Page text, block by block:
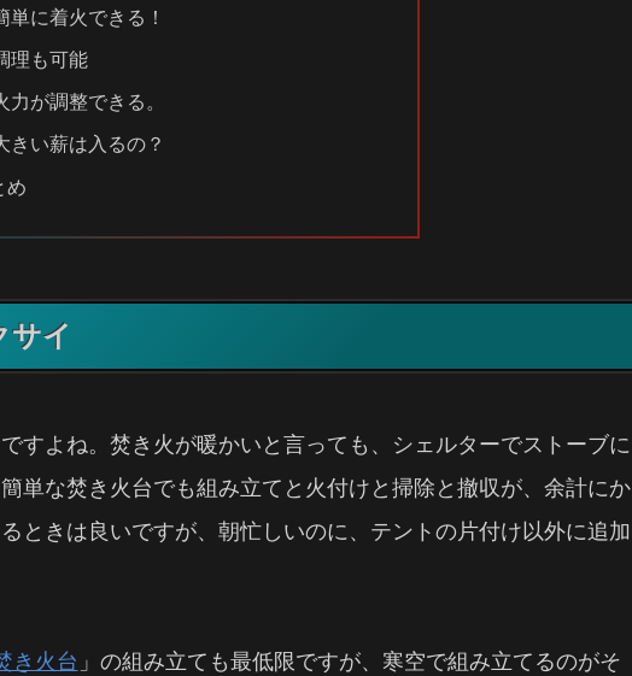
単に着火できる！
理も可能
力が調整できる。
きい薪は入るの？
め
サイ
すよね。焚き火が暖かいと言っても、シェルターでストーブに
単な焚き火台でも組み立てと火付けと掃除と撤収が、余計にか
ときは良いですが、朝忙しいのに、テントの片付け以外に追加
き火台 」の組み立ても最低限ですが、寒空で組み立てるのがそ